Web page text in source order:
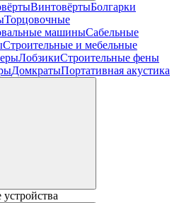
ВинтовёртыБолгарки
Торцовочные
машиныСабельные
Строительные и мебельные
ЛобзикиСтроительные фены
ДомкратыПортативная акустика